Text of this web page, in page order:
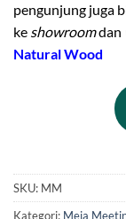
pengunjung juga
ke showroomdan
Natural Wood
SKU: MM
Kategori: Meja